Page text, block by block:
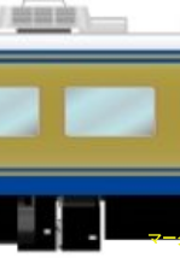
マー